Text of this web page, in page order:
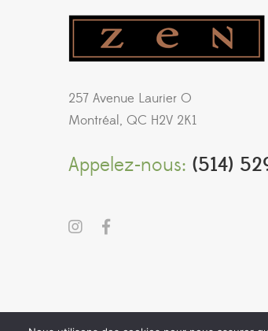
257 Avenue Laurier O
Montréal, QC H2V 2K1
Appelez-nous: (514)